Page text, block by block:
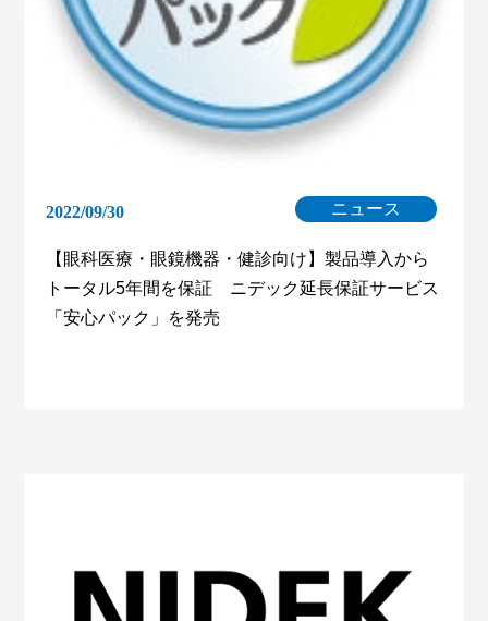
2022/09/30 ニュース
【眼科医療・眼鏡機器・健診向け】製品導入から
トータル5年間を保証 ニデック延長保証サービス
「安心パック」を発売